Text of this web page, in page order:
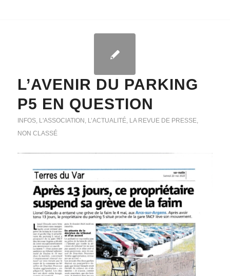
L’AVENIR DU PARKING
P5 EN QUESTION
INFOS, L'ASSOCIATION , L’ACTUALITÉ, LA REVUE DE PRESSE,
NON CLASSÉ